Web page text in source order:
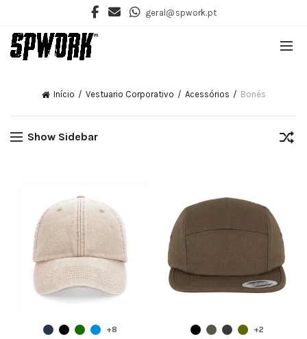
geral@spwork.pt
Início Vestuario Corporativo Acessórios Bonés
Show Sidebar
+8 +2